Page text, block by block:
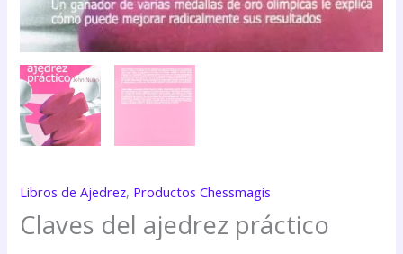
Libros de Ajedrez, Productos Chessmagis
Claves del ajedrez práctico